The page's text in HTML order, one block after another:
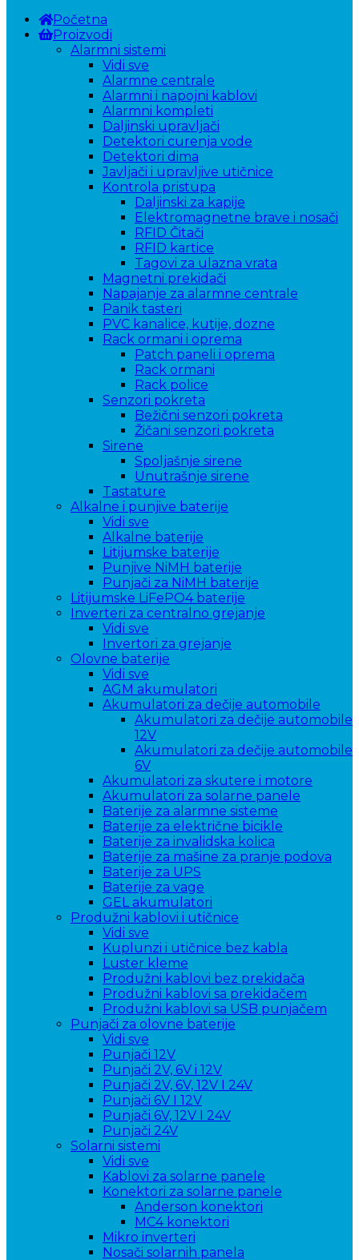
Početna
Proizvodi
Alarmni sistemi
Vidi sve
Alarmne centrale
Alarmni i napojni kablovi
Alarmni kompleti
Daljinski upravljači
Detektori curenja vode
Detektori dima
Javljači i upravljive utičnice
Kontrola pristupa
Daljinski za kapije
Elektromagnetne brave i nosači
RFID Čitači
RFID kartice
Tagovi za ulazna vrata
Magnetni prekidači
Napajanje za alarmne centrale
Panik tasteri
PVC kanalice, kutije, dozne
Rack ormani i oprema
Patch paneli i oprema
Rack ormani
Rack police
Senzori pokreta
Bežični senzori pokreta
Žičani senzori pokreta
Sirene
Spoljašnje sirene
Unutrašnje sirene
Tastature
Alkalne i punjive baterije
Vidi sve
Alkalne baterije
Litijumske baterije
Punjive NiMH baterije
Punjači za NiMH baterije
Litijumske LiFePO4 baterije
Inverteri za centralno grejanje
Vidi sve
Invertori za grejanje
Olovne baterije
Vidi sve
AGM akumulatori
Akumulatori za dečije automobile
Akumulatori za dečije automobile
12V
Akumulatori za dečije automobile
6V
Akumulatori za skutere i motore
Akumulatori za solarne panele
Baterije za alarmne sisteme
Baterije za električne bicikle
Baterije za invalidska kolica
Baterije za mašine za pranje podova
Baterije za UPS
Baterije za vage
GEL akumulatori
Produžni kablovi i utičnice
Vidi sve
Kuplunzi i utičnice bez kabla
Luster kleme
Produžni kablovi bez prekidača
Produžni kablovi sa prekidačem
Produžni kablovi sa USB punjačem
Punjači za olovne baterije
Vidi sve
Punjači 12V
Punjači 2V, 6V i 12V
Punjači 2V, 6V, 12V I 24V
Punjači 6V I 12V
Punjači 6V, 12V I 24V
Punjači 24V
Solarni sistemi
Vidi sve
Kablovi za solarne panele
Konektori za solarne panele
Anderson konektori
MC4 konektori
Mikro inverteri
Nosači solarnih panela